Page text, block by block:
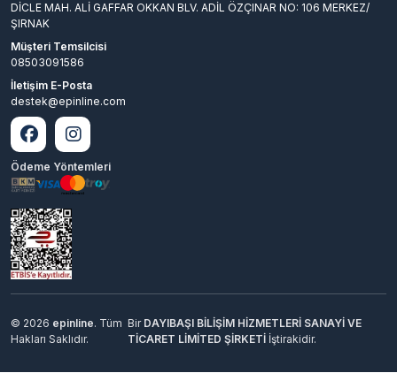
DİCLE MAH. ALİ GAFFAR OKKAN BLV. ADİL ÖZÇINAR NO: 106 MERKEZ/
ŞIRNAK
Müşteri Temsilcisi
08503091586
İletişim E-Posta
destek@epinline.com
Ödeme Yöntemleri
© 2026 epinline. Tüm
Hakları Saklıdır.
Bir DAYIBAŞI BİLİŞİM HİZMETLERİ SANAYİ VE
TİCARET LİMİTED ŞİRKETİ İştirakidir.